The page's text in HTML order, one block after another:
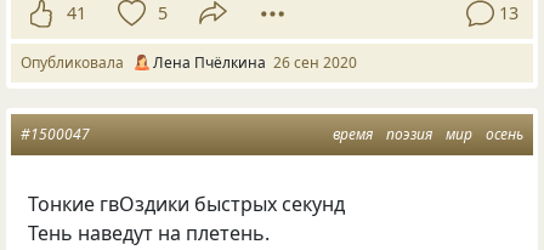
41 5 13
Опубликовала Лена Пчёлкина 26 сен 2020
время поэзия мир осень
#1500047
Тонкие гвОздики быстрых секунд
Тень наведут на плетень.